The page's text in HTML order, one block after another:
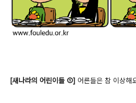
[새나라의 어린이들 ①] 어른들은 참 이상해